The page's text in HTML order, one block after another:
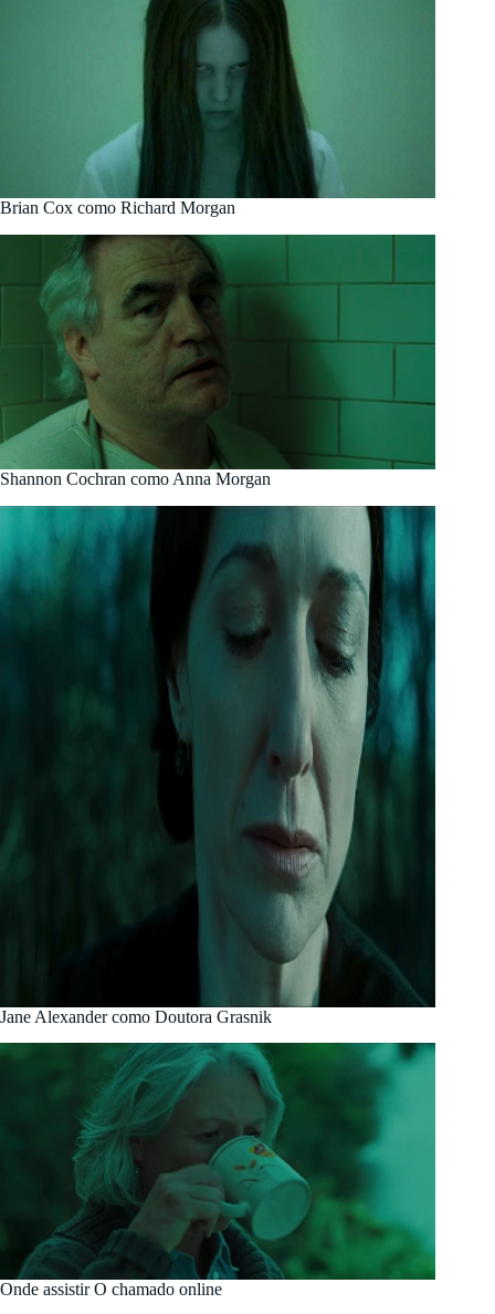
Brian Cox como Richard Morgan
Shannon Cochran como Anna Morgan
Jane Alexander como Doutora Grasnik
Onde assistir O chamado online